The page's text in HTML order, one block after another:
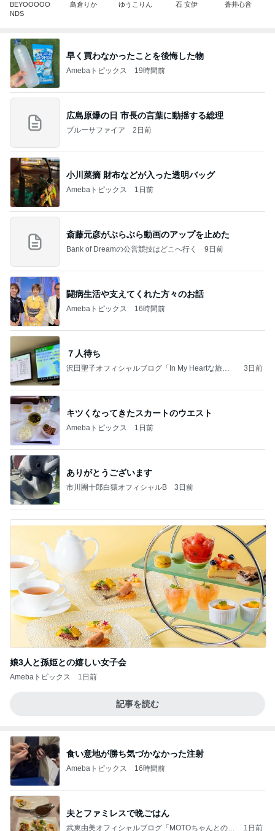
BEYOOOOO
NDS
島倉りか ゆうこりん 石 安伊 蒼井心音
早く買わなかったことを後悔した物
Amebaトピックス 19時間前
広島原爆の日 市長の言葉に動揺する総理
ブルーサファイア 2日前
小川菜摘 財布などが入った透明バッグ
Amebaトピックス 1日前
斎藤元彦がぶらぶら動画のアップを止めた
Bank of Dreamの公営競技はどこへ行く 9日前
闘病生活や支えてくれた方々のお話
Amebaトピックス 16時間前
７人待ち
沢田聖子オフィシャルブログ「In My Heartな旅日
3日前
キツくなってきたスカートのウエスト
Amebaトピックス 1日前
ありがとうございます
市川團十郎白猿オフィシャルB 3日前
娘3人と孫姫との嬉しい女子会
Amebaトピックス 1日前
記事を読む
食い意地が勝ち気づかなかった注射
Amebaトピックス 16時間前
夫とファミレスで晩ごはん
武東由美オフィシャルブログ「MOTOちゃんとのは 1日前